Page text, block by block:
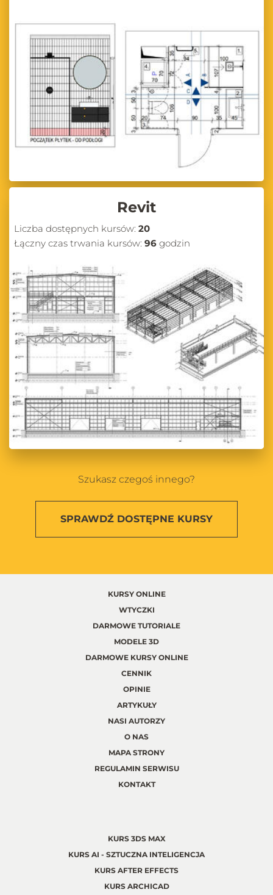
Revit
Liczba dostępnych kursów: 20
Łączny czas trwania kursów: 96 godzin
Szukasz czegoś innego?
SPRAWDŹ DOSTĘPNE KURSY
KURSY ONLINE
WTYCZKI
DARMOWE TUTORIALE
MODELE 3D
DARMOWE KURSY ONLINE
CENNIK
OPINIE
ARTYKUŁY
NASI AUTORZY
O NAS
MAPA STRONY
REGULAMIN SERWISU
KONTAKT
KURS 3DS MAX
KURS AI - SZTUCZNA INTELIGENCJA
KURS AFTER EFFECTS
KURS ARCHICAD